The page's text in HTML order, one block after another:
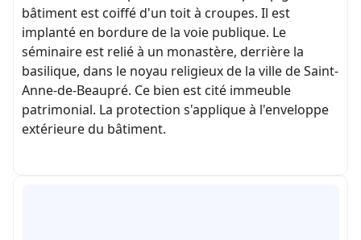
bâtiment est coiffé d'un toit à croupes. Il est
implanté en bordure de la voie publique. Le
séminaire est relié à un monastère, derrière la
basilique, dans le noyau religieux de la ville de Saint-
Anne-de-Beaupré. Ce bien est cité immeuble
patrimonial. La protection s'applique à l'enveloppe
extérieure du bâtiment.